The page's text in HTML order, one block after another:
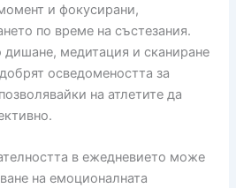
и фокусирани,
по време на състезания.
дишане, медитация и сканиране
осведомеността за
на атлетите да
в ежедневието може
на емоционалната